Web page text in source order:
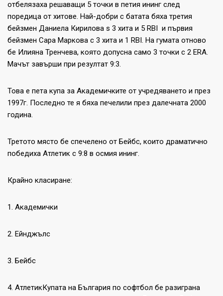
отбелязаха решаващи 5 точки в петия ининг след
поредица от хитове. Най-добри с батата бяха третия
бейзмен Даниела Кирилова s 3 хита и 5 RBI и първия
бейзмен Сара Маркова с 3 хита и 1 RBI. На гумата отново
бе Илияна Тренчева, която допусна само 3 точки с 2 ERA.
Мачът завърши при резултат 9:3.
Това е пета купа за Академичките от учредяването и през
1997г. Последно те я бяха печелили през далечната 2000
година.
Третото място бе спечелено от Бейбс, които драматично
победиха Атлетик с 9:8 в осмия ининг.
Крайно класиране:
1. Академички
2. Ейнджълс
3. Бейбс
4. АтлетикКупата на България по софтбол бе разиграна